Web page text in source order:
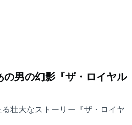
の男の幻影『ザ・ロイヤル
壮大なストーリー『ザ・ロイヤ